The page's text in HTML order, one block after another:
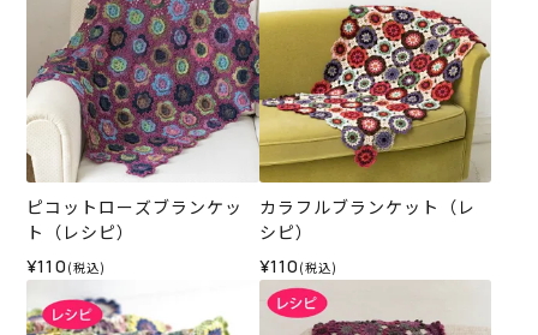
ピコットローズブランケッ
ト（レシピ）
¥110 (税込)
カラフルブランケット（レ
シピ）
¥110 (税込)